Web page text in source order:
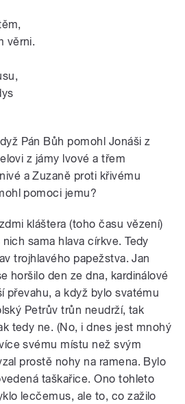
věrni.
Pán Bůh pomohl Jonáši z
z jámy lvové a třem
a Zuzaně proti křivému
pomoci jemu?
kláštera (toho času vězení)
sama hlava církve. Tedy
trojhlavého papežstva. Jan
horšilo den ze dna, kardinálové
převahu, a když bylo svatému
Petrův trůn neudrží, tak
tedy ne. (No, i dnes jest mnohý
svému místu než svým
prostě nohy na ramena. Bylo
taškařice. Ono tohleto
lecčemus, ale to, co zažilo